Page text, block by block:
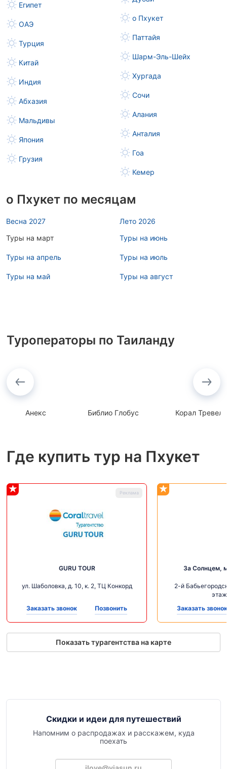
Египет
ОАЭ
Турция
Китай
Индия
Абхазия
Мальдивы
Япония
Грузия
о Пхукет
Паттайя
Шарм-Эль-Шейх
Хургада
Сочи
Алания
Анталия
Гоа
Кемер
о Пхукет по месяцам
Весна 2027
Туры на март
Туры на апрель
Туры на май
Лето 2026
Туры на июнь
Туры на июль
Туры на август
Туроператоры по Таиланду
Анекс Библио Глобус Корал Тревел
Где купить тур на Пхукет
GURU TOUR
ул. Шаболовка, д. 10, к. 2, ТЦ Конкорд
Заказать звонок Позвонить
За Солнцем,
2-й
этаж
Заказать звонок
Показать турагентства на карте
Скидки и идеи для путешествий
Напомним о распродажах и расскажем, куда
поехать